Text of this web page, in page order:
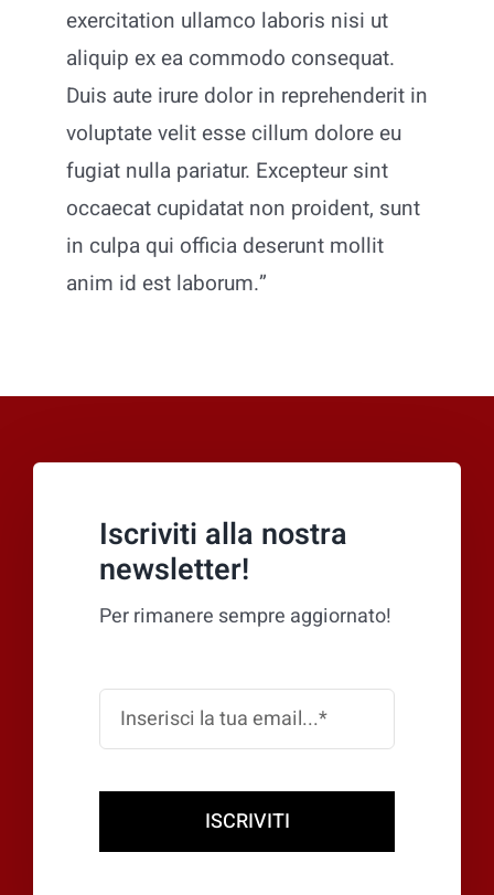
exercitation ullamco laboris nisi ut
aliquip ex ea commodo consequat.
Duis aute irure dolor in reprehenderit in
voluptate velit esse cillum dolore eu
fugiat nulla pariatur. Excepteur sint
occaecat cupidatat non proident, sunt
in culpa qui officia deserunt mollit
anim id est laborum.”
Iscriviti alla nostra
newsletter!
Per rimanere sempre aggiornato!
ISCRIVITI